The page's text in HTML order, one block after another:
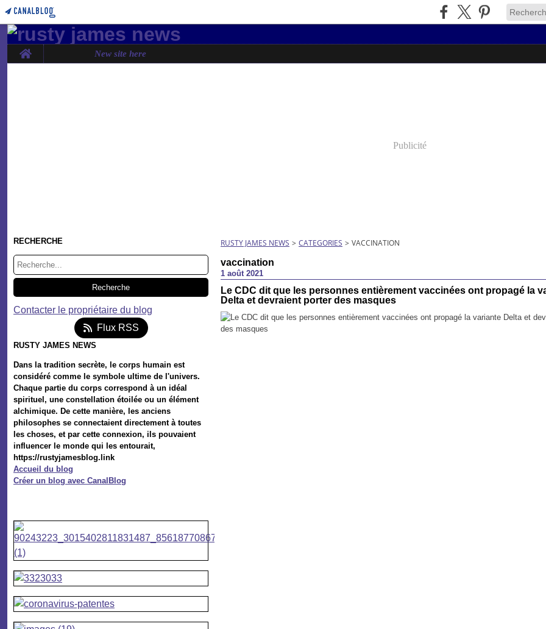
Home New site here
Publicité
RECHERCHE
Contacter le propriétaire du blog
Flux RSS
RUSTY JAMES NEWS
Dans la tradition secrète, le corps humain est
considéré comme le symbole ultime de l'univers.
Chaque partie du corps correspond à un idéal
spirituel, une constellation étoilée ou un élément
alchimique. De cette manière, les anciens
philosophes se connectaient directement à toutes
les choses, et par cette connexion, ils pouvaient
influencer le monde qui les entourait,
https://rustyjamesblog.link
Accueil du blog
Créer un blog avec CanalBlog
RUSTY JAMES NEWS > CATEGORIES > VACCINATION
vaccination
1 août 2021
Le CDC dit que les personnes entièrement vaccinées ont propagé la
Delta et devraient porter des masques